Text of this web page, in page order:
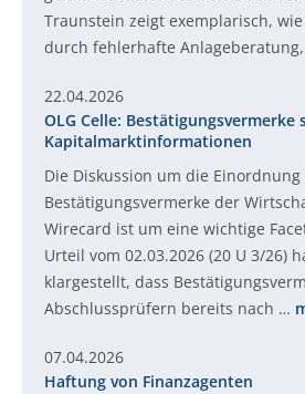
Traunstein zeigt exemplarisch,
durch fehlerhafte
22.04.2026
OLG Celle:
Kapitalmarktinformationen
Die Diskussion um die
Bestätigungsvermerke der
Wirecard ist um eine wichtige
Urteil vom 02.03.2026 (20 U 3/26)
klargestellt, dass
Abschlussprüfern bereits nach …
07.04.2026
Haftung von Finanzagenten